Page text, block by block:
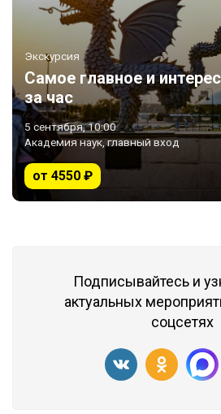
Экскурсия
Самое главное и
за час
5 сентября, 10:00
Академия наук, главный вход
от 4550 ₽
Подписывайтесь и
актуальных
соцсетях